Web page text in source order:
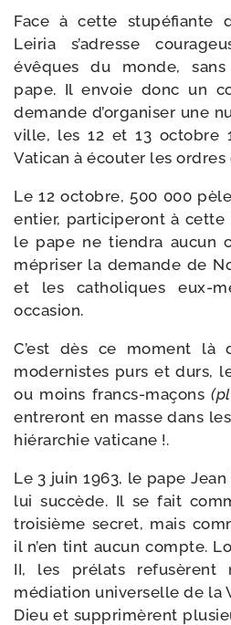
Face à cette stu­pé­fiante
Leiria s’a­dresse
évêques du monde,
pape. Il envoie donc un
demande d’or­ga­ni­ser une
ville, les 12 et 13 octobre
Vatican à écou­ter les ordres
Le 12 octobre, 500 000
entier, par­ti­ci­pe­ront à
le pape ne tien­dra aucun
mépri­ser la demande de
et les catho­liques eux-​
occasion.
C’est dès ce moment là
moder­nistes purs et durs,
ou moins francs-​maçons
entre­ront en masse dans
hié­rar­chie vaticane !.
Le 3 juin 1963, le pape
lui suc­cède. Il se fait
troi­sième secret, mais
il n’en tint aucun compte.
II, les pré­lats
média­tion uni­ver­selle de la
Dieu et sup­pri­mèrent